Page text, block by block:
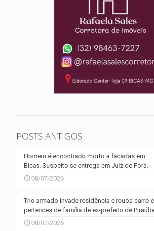
POSTS ANTIGOS
Homem é encontrado morto a facadas em
Bicas. Suspeito se entrega em Juiz de Fora.
08/07/2026
Trio armado invade residência e rouba carro e
pertences de família de ex-prefeito de
08/07/2026